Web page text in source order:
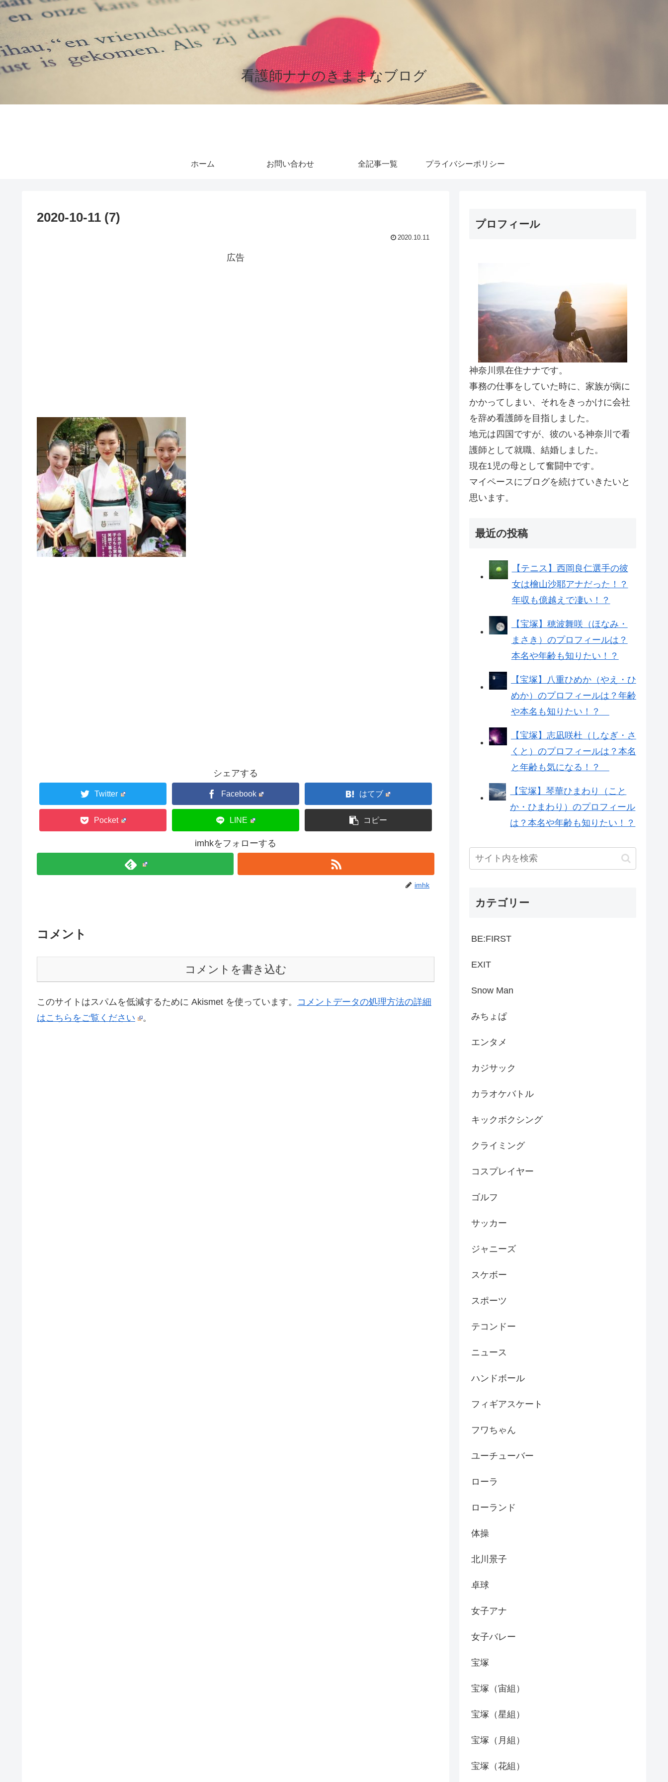
看護師ナナのきままなブログ
ホーム お問い合わせ 全記事一覧 プライバシーポリシー
2020-10-11 (7)
2020.10.11
広告
シェアする
Twitter Facebook はてブ
Pocket LINE コピー
imhkをフォローする
imhk
コメント
コメントを書き込む
このサイトはスパムを低減するために Akismet を使っています。 コメントデータの処理方法の詳細
はこちらをご覧ください
。
プロフィール
神奈川県在住ナナです。
事務の仕事をしていた時に、家族が病に
かかってしまい、それをきっかけに会社
を辞め看護師を目指しました。
地元は四国ですが、彼のいる神奈川で看
護師として就職、結婚しました。
現在1児の母として奮闘中です。
マイペースにブログを続けていきたいと
思います。
最近の投稿
【テニス】西岡良仁選手の彼
女は檜山沙耶アナだった！？
年収も億越えで凄い！？
【宝塚】穂波舞咲（ほなみ・
まさき）のプロフィールは？
本名や年齢も知りたい！？
【宝塚】八重ひめか（やえ・ひ
めか）のプロフィールは？年齢
や本名も知りたい！？
【宝塚】志凪咲杜（しなぎ・さ
くと）のプロフィールは？本名
と年齢も気になる！？
【宝塚】琴華ひまわり（こと
か・ひまわり）のプロフィール
は？本名や年齢も知りたい！？
カテゴリー
BE:FIRST
EXIT
Snow Man
みちょぱ
エンタメ
カジサック
カラオケバトル
キックボクシング
クライミング
コスプレイヤー
ゴルフ
サッカー
ジャニーズ
スケボー
スポーツ
テコンドー
ニュース
ハンドボール
フィギアスケート
フワちゃん
ユーチューバー
ローラ
ローランド
体操
北川景子
卓球
女子アナ
女子バレー
宝塚
宝塚（宙組）
宝塚（星組）
宝塚（月組）
宝塚（花組）